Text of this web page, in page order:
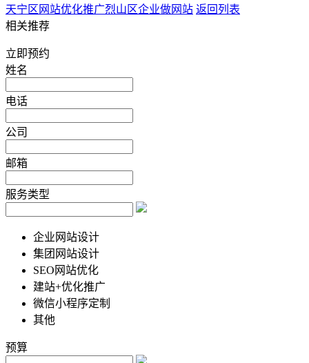
天宁区网站优化推广烈山区企业做网站 返回列表
相关推荐
立即预约
姓名
电话
公司
邮箱
服务类型
企业网站设计
集团网站设计
SEO网站优化
建站+优化推广
微信小程序定制
其他
预算